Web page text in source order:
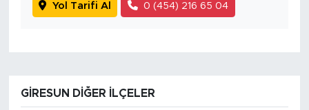
Yol Tarifi Al 0 (454) 216 65 04
GIRESUN DIĞER İLÇELER